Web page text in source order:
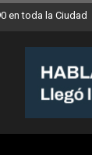
en toda la Ciudad